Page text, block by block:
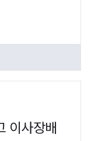
이사장배